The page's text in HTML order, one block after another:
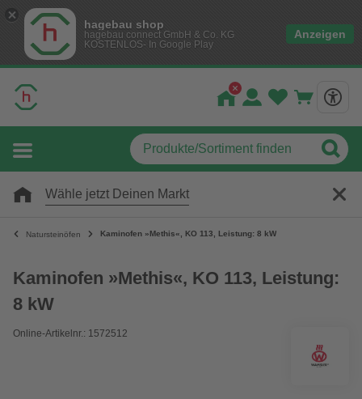
hagebau shop
hagebau connect GmbH & Co. KG
KOSTENLOS- In Google Play
Anzeigen
Wähle jetzt Deinen Markt
Natursteinöfen Kaminofen »Methis«, KO 113, Leistung: 8 kW
Kaminofen »Methis«, KO 113, Leistung:
8 kW
Online-Artikelnr.: 1572512